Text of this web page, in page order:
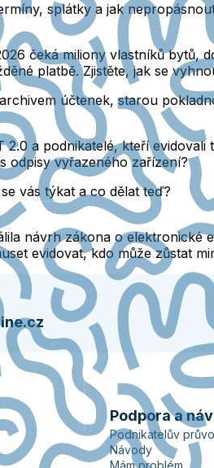
splátky a jak
čeká miliony vlastníků bytů,
platbě. Zjistěte, jak se
účtenek, starou
2.0 a podnikatelé, kteří
odpisy vyřazeného zařízení?
vás týkat a co dělat teď?
návrh zákona o elektronické
evidovat, kdo může zůstat
Podpora a
Podnikatelův
Návody